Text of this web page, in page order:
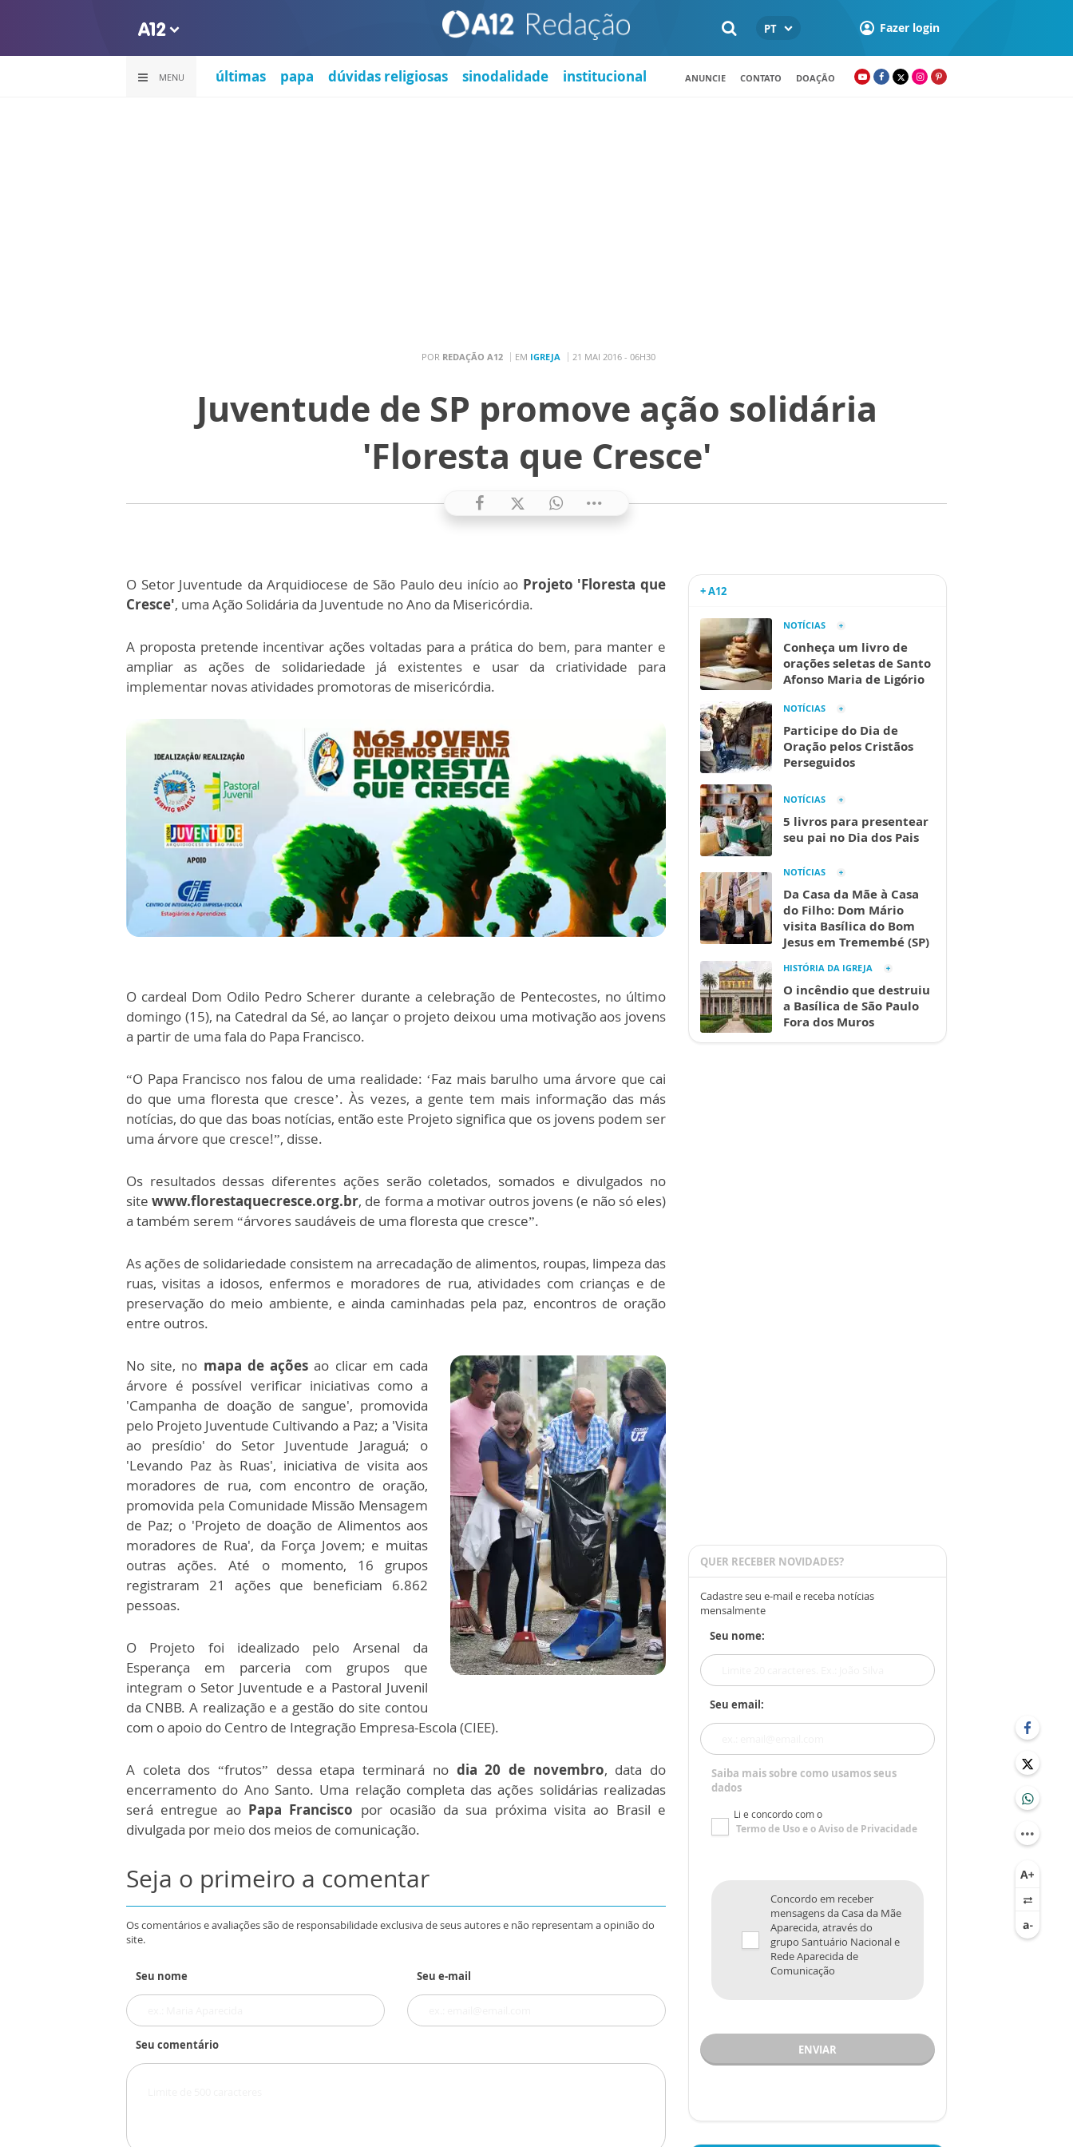
PT Fazer login
MENU últimas papa dúvidas religiosas sinodalidade institucional ANUNCIE CONTATO DOAÇÃO
POR REDAÇÃO A12 EM IGREJA 21 MAI 2016 - 06H30
Juventude de SP promove ação solidária
'Floresta que Cresce'
O Setor Juventude da Arquidiocese de São Paulo deu início ao Projeto 'Floresta que
Cresce', uma Ação Solidária da Juventude no Ano da Misericórdia.
A proposta pretende incentivar ações voltadas para a prática do bem, para manter e
ampliar as ações de solidariedade já existentes e usar da criatividade para
implementar novas atividades promotoras de misericórdia.
O cardeal Dom Odilo Pedro Scherer durante a celebração de Pentecostes, no último
domingo (15), na Catedral da Sé, ao lançar o projeto deixou uma motivação aos jovens
a partir de uma fala do Papa Francisco.
“O Papa Francisco nos falou de uma realidade: ‘Faz mais barulho uma árvore que cai
do que uma floresta que cresce’. Às vezes, a gente tem mais informação das más
notícias, do que das boas notícias, então este Projeto significa que os jovens podem ser
uma árvore que cresce!”, disse.
Os resultados dessas diferentes ações serão coletados, somados e divulgados no
site www.florestaquecresce.org.br, de forma a motivar outros jovens (e não só eles)
a também serem “árvores saudáveis de uma floresta que cresce”.
As ações de solidariedade consistem na arrecadação de alimentos, roupas, limpeza das
ruas, visitas a idosos, enfermos e moradores de rua, atividades com crianças e de
preservação do meio ambiente, e ainda caminhadas pela paz, encontros de oração
entre outros.
No site, no mapa de ações ao clicar em cada
árvore é possível verificar iniciativas como a
'Campanha de doação de sangue', promovida
pelo Projeto Juventude Cultivando a Paz; a 'Visita
ao presídio' do Setor Juventude Jaraguá; o
'Levando Paz às Ruas', iniciativa de visita aos
moradores de rua, com encontro de oração,
promovida pela Comunidade Missão Mensagem
de Paz; o 'Projeto de doação de Alimentos aos
moradores de Rua', da Força Jovem; e muitas
outras ações. Até o momento, 16 grupos
registraram 21 ações que beneficiam 6.862
pessoas.
O Projeto foi idealizado pelo Arsenal da
Esperança em parceria com grupos que
integram o Setor Juventude e a Pastoral Juvenil
da CNBB. A realização e a gestão do site contou
com o apoio do Centro de Integração Empresa-Escola (CIEE).
A coleta dos “frutos” dessa etapa terminará no dia 20 de novembro, data do
encerramento do Ano Santo. Uma relação completa das ações solidárias realizadas
será entregue ao Papa Francisco por ocasião da sua próxima visita ao Brasil e
divulgada por meio dos meios de comunicação.
Seja o primeiro a comentar
Os comentários e avaliações são de responsabilidade exclusiva de seus autores e não representam a opinião do
site.
Seu nome Seu e-mail
Seu comentário
+ A12
NOTÍCIAS
Conheça um livro de
orações seletas de Santo
Afonso Maria de Ligório
NOTÍCIAS
Participe do Dia de
Oração pelos Cristãos
Perseguidos
NOTÍCIAS
5 livros para presentear
seu pai no Dia dos Pais
NOTÍCIAS
Da Casa da Mãe à Casa
do Filho: Dom Mário
visita Basílica do Bom
Jesus em Tremembé (SP)
HISTÓRIA DA IGREJA
O incêndio que destruiu
a Basílica de São Paulo
Fora dos Muros
QUER RECEBER NOVIDADES?
Cadastre seu e-mail e receba notícias
mensalmente
Seu nome:
Seu email:
Saiba mais sobre como usamos seus
dados
Li e concordo com o
Termo de Usoe oAviso de Privacidade
Concordo em receber
mensagens da Casa da Mãe
Aparecida, através do
grupo Santuário Nacional e
Rede Aparecida de
Comunicação
ENVIAR